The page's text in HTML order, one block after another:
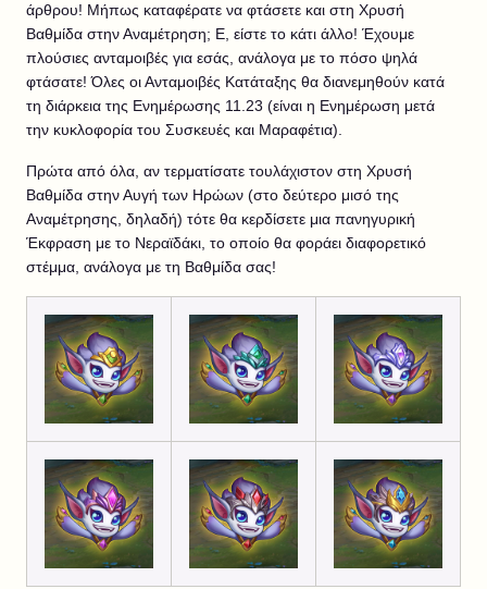
άρθρου! Μήπως καταφέρατε να φτάσετε και στη Χρυσή
Βαθμίδα στην Αναμέτρηση; Ε, είστε το κάτι άλλο! Έχουμε
πλούσιες ανταμοιβές για εσάς, ανάλογα με το πόσο ψηλά
φτάσατε! Όλες οι Ανταμοιβές Κατάταξης θα διανεμηθούν κατά
τη διάρκεια της Ενημέρωσης 11.23 (είναι η Ενημέρωση μετά
την κυκλοφορία του Συσκευές και Μαραφέτια).
Πρώτα από όλα, αν τερματίσατε τουλάχιστον στη Χρυσή
Βαθμίδα στην Αυγή των Ηρώων (στο δεύτερο μισό της
Αναμέτρησης, δηλαδή) τότε θα κερδίσετε μια πανηγυρική
Έκφραση με το Νεραϊδάκι, το οποίο θα φοράει διαφορετικό
στέμμα, ανάλογα με τη Βαθμίδα σας!